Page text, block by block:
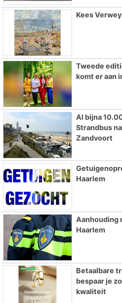
Kees
Tweede
komt er aan
Al bijna
Strandbus
Zandvoort
Haarlem
Aanhouding
Haarlem
Betaalbare
bespaar je
kwaliteit